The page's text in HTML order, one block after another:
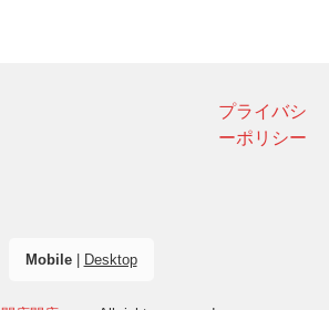
プライバシ
ーポリシー
Mobile| Desktop